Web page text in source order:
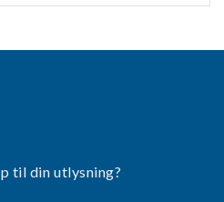
til din utlysning?